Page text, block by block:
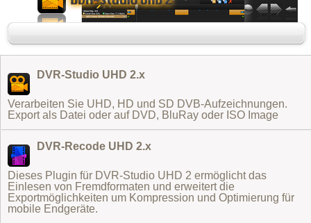
DVR-Studio UHD 2.x
Verarbeiten Sie UHD, HD und SD DVB-Aufzeichnungen.
Export als Datei oder auf DVD, BluRay oder ISO Image
DVR-Recode UHD 2.x
Dieses Plugin für DVR-Studio UHD 2 ermöglicht das
Einlesen von Fremdformaten und erweitert die
Exportmöglichkeiten um Kompression und Optimierung für
mobile Endgeräte.